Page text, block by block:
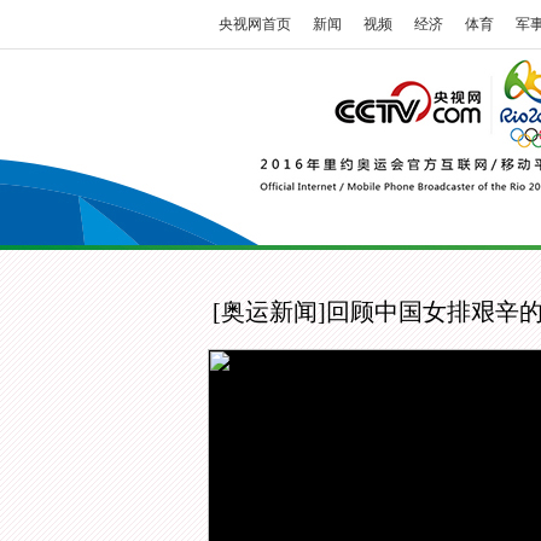
央视网首页 新闻 视频 经济 体育 军
[奥运新闻]回顾中国女排艰辛